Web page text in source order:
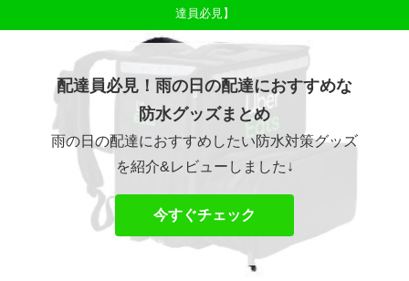
達員必見】
配達員必見！雨の日の配達におすすめな
防水グッズまとめ
雨の日の配達におすすめしたい防水対策グッズ
を紹介&レビューしました↓
今すぐチェック